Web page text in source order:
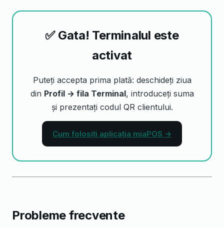
✅ Gata! Terminalul este
activat
Puteți accepta prima plată: deschideți ziua
din Profil → fila Terminal, introduceți suma
și prezentați codul QR clientului.
Cum folosiți aplicația miaPOS →
Probleme frecvente